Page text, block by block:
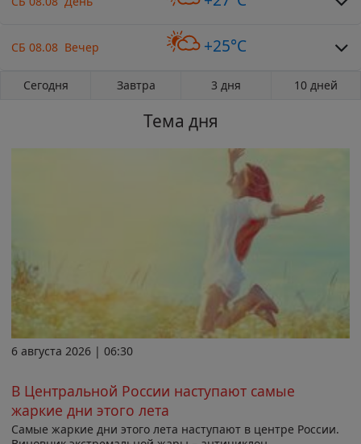
СБ 08.08 Вечер +25°C
Сегодня Завтра 3 дня 10 дней
Тема дня
6 августа 2026 | 06:30
В Центральной России наступают самые
жаркие дни этого лета
Самые жаркие дни этого лета наступают в центре России.